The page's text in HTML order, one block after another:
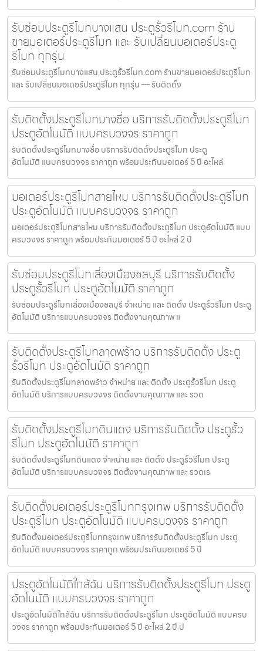
รับซ่อมประตูรีโมทบางแสน ประตูรั้วรีโมท.com ร้าน
ขายมอเตอร์ประตูรีโมท และ รับเปลี่ยนมอเตอร์ประตู
รีโมท ทุกรุ่น
รับซ่อมประตูรีโมทบางแสน ประตูรั้วรีโมท.com ร้านขายมอเตอร์ประตูรีโมท
และ รับเปลี่ยนมอเตอร์ประตูรีโมท ทุกรุ่น — รับติดตั้ง
รับติดตั้งประตูรีโมทบางซื่อ บริการรับติดตั้งประตูรีโมท
ประตูอัตโนมัติ แบบครบวงจร ราคาถูก
รับติดตั้งประตูรีโมทบางซื่อ บริการรับติดตั้งประตูรีโมท ประตู
อัตโนมัติ แบบครบวงจร ราคาถูก พร้อมประกันมอเตอร์ 5 ปี อะไหล่
มอเตอร์ประตูรีโมทสายไหม บริการรับติดตั้งประตูรีโมท
ประตูอัตโนมัติ แบบครบวงจร ราคาถูก
มอเตอร์ประตูรีโมทสายไหม บริการรับติดตั้งประตูรีโมท ประตูอัตโนมัติ แบบ
ครบวงจร ราคาถูก พร้อมประกันมอเตอร์ 5 ปี อะไหล่ 2 ปี
รับซ่อมประตูรีโมทเลี่องเมืองชลบุรี บริการรับติดตั้ง
ประตูรั้วรีโมท ประตูอัตโนมัติ ราคาถูก
รับซ่อมประตูรีโมทเลี่องเมืองชลบุรี จำหน่าย และ ติดตั้ง ประตูรั้วรีโมท ประตู
อัตโนมัติ บริการแบบครบวงจร ติดตั้งงานคุณภาพ แ
รับติดตั้งประตูรีโมทลาดพร้าว บริการรับติดตั้ง ประตู
รั้วรีโมท ประตูอัตโนมัติ ราคาถูก
รับติดตั้งประตูรีโมทลาดพร้าว จำหน่าย และ ติดตั้ง ประตูรั้วรีโมท ประตู
อัตโนมัติ บริการแบบครบวงจร ติดตั้งงานคุณภาพ และ รวด
รับติดตั้งประตูรีโมทดินแดง บริการรับติดตั้ง ประตูรั้ว
รีโมท ประตูอัตโนมัติ ราคาถูก
รับติดตั้งประตูรีโมทดินแดง จำหน่าย และ ติดตั้ง ประตูรั้วรีโมท ประตู
อัตโนมัติ บริการแบบครบวงจร ติดตั้งงานคุณภาพ และ รวดเร
รับติดตั้งมอเตอร์ประตูรีโมทกรุงเทพ บริการรับติดตั้ง
ประตูรีโมท ประตูอัตโนมัติ แบบครบวงจร ราคาถูก
รับติดตั้งมอเตอร์ประตูรีโมทกรุงเทพ บริการรับติดตั้งประตูรีโมท ประตู
อัตโนมัติ แบบครบวงจร ราคาถูก พร้อมประกันมอเตอร์ 5 ปี
ประตูอัตโนมัติใกล้ฉัน บริการรับติดตั้งประตูรีโมท ประตู
อัตโนมัติ แบบครบวงจร ราคาถูก
ประตูอัตโนมัติใกล้ฉัน บริการรับติดตั้งประตูรีโมท ประตูอัตโนมัติ แบบครบ
วงจร ราคาถูก พร้อมประกันมอเตอร์ 5 ปี อะไหล่ 2 ปี ป